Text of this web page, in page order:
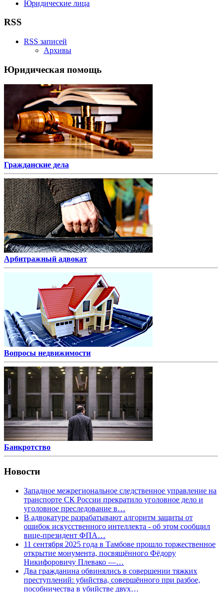
Юридические лица
RSS
RSS записей
Архивы
Юридическая помощь
Гражданские дела
Арбитражный адвокат
Вопросы недвижимости
Банкротство
Новости
Западное межрегиональное следственное управление на
транспорте СК России прекратило уголовное дело и
уголовное преследование в…
В адвокатуре разрабатывают алгоритм защиты от
ошибок искусственного интеллекта - об этом сообщил
вице-президент ФПА…
11 сентября 2025 года в Тамбове прошло торжественное
открытие монумента, посвящённого Фёдору
Никифоровичу Плевако —…
Два гражданина обвинялись в совершении тяжких
преступлений: убийства, совершённого при разбое,
пособничества в убийстве двух…